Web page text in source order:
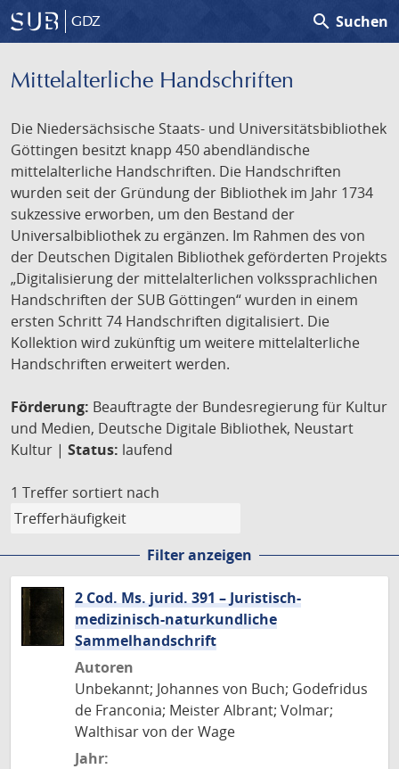
GDZ search Suchen
Mittelalterliche Handschriften
Die Niedersächsische Staats- und Universitätsbibliothek
Göttingen besitzt knapp 450 abendländische
mittelalterliche Handschriften. Die Handschriften
wurden seit der Gründung der Bibliothek im Jahr 1734
sukzessive erworben, um den Bestand der
Universalbibliothek zu ergänzen. Im Rahmen des von
der Deutschen Digitalen Bibliothek geförderten Projekts
„Digitalisierung der mittelalterlichen volkssprachlichen
Handschriften der SUB Göttingen“ wurden in einem
ersten Schritt 74 Handschriften digitalisiert. Die
Kollektion wird zukünftig um weitere mittelalterliche
Handschriften erweitert werden.
Förderung: Beauftragte der Bundesregierung für Kultur
und Medien, Deutsche Digitale Bibliothek, Neustart
Kultur | Status: laufend
1 Treffer sortiert nach
Filter anzeigen
2 Cod. Ms. jurid. 391 – Juristisch-
medizinisch-naturkundliche
Sammelhandschrift
Autoren
Unbekannt; Johannes von Buch; Godefridus
de Franconia; Meister Albrant; Volmar;
Walthisar von der Wage
Jahr: